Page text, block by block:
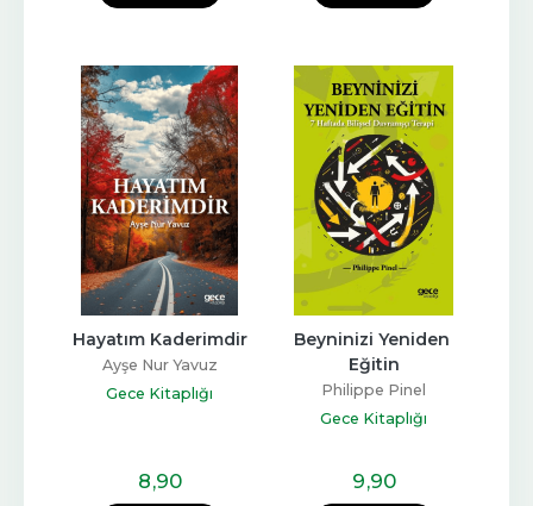
Hayatım Kaderimdir
Ayşe Nur Yavuz
Gece Kitaplığı
8,90
Beyninizi Yeniden
Eğitin
Philippe Pinel
Gece Kitaplığı
9,90